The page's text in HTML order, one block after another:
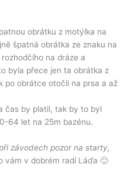
obrátku z motýlka na
špatná obrátka ze znaku na
na dráze a
byla přece jen ta obrátka z
po obrátce otočil na prsa a až
čas by platil, tak by to byl
64 let na 25m bazénu.
závodech pozor na starty,
vám v dobrém radí Láďa 🙂